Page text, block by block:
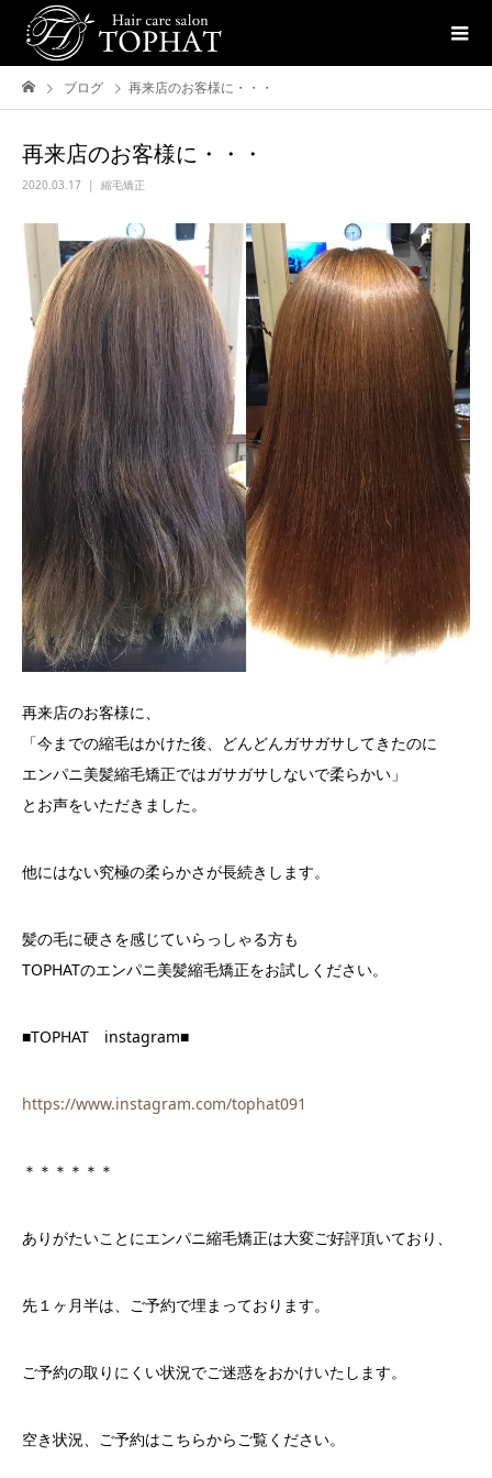
ブログ 再来店のお客様に・・・
再来店のお客様に・・・
2020.03.17 縮毛矯正
再来店のお客様に、
「今までの縮毛はかけた後、どんどんガサガサしてきたのに
エンパニ美髪縮毛矯正ではガサガサしないで柔らかい」
とお声をいただきました。
他にはない究極の柔らかさが長続きします。
髪の毛に硬さを感じていらっしゃる方も
TOPHATのエンパニ美髪縮毛矯正をお試しください。
■TOPHAT instagram■
https://www.instagram.com/tophat091
＊＊＊＊＊＊
ありがたいことにエンパニ縮毛矯正は大変ご好評頂いており、
先１ヶ月半は、ご予約で埋まっております。
ご予約の取りにくい状況でご迷惑をおかけいたします。
空き状況、ご予約はこちらからご覧ください。